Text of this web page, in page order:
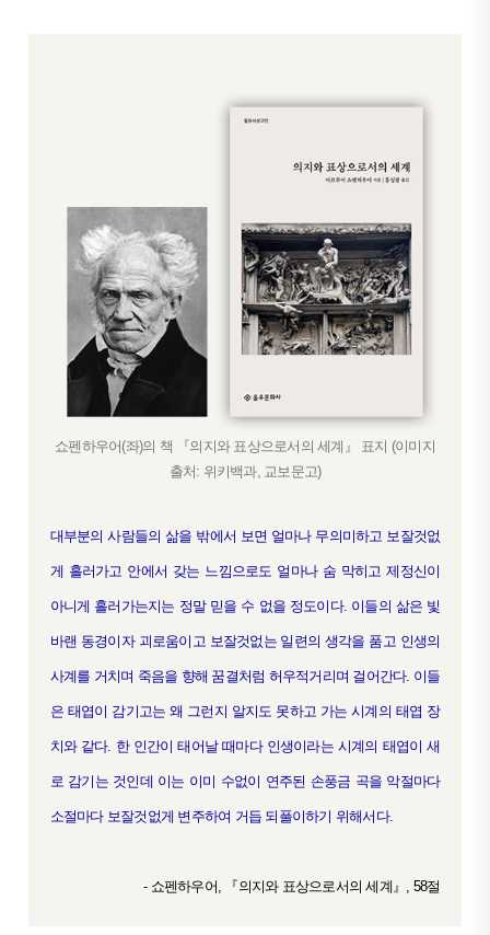
쇼펜하우어(좌)의 책 『의지와 표상으로서의 세계』 표지 (이미지
출처: 위키백과, 교보문고)
대부분의 사람들의 삶을 밖에서 보면 얼마나 무의미하고 보잘것없
게 흘러가고 안에서 갖는 느낌으로도 얼마나 숨 막히고 제정신이
아니게 흘러가는지는 정말 믿을 수 없을 정도이다. 이들의 삶은 빛
바랜 동경이자 괴로움이고 보잘것없는 일련의 생각을 품고 인생의
사계를 거치며 죽음을 향해 꿈결처럼 허우적거리며 걸어간다. 이들
은 태엽이 감기고는 왜 그런지 알지도 못하고 가는 시계의 태엽 장
치와 같다. 한 인간이 태어날 때마다 인생이라는 시계의 태엽이 새
로 감기는 것인데 이는 이미 수없이 연주된 손풍금 곡을 악절마다
소절마다 보잘것없게 변주하여 거듭 되풀이하기 위해서다.
- 쇼펜하우어, 『의지와 표상으로서의 세계』, 58절